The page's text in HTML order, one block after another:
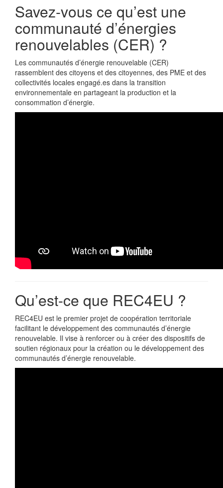
Savez-vous ce qu’est une
communauté d’énergies
renouvelables (CER) ?
Les communautés d’énergie renouvelable (CER)
rassemblent des citoyens et des citoyennes, des PME et des
collectivités locales engagé.es dans la transition
environnementale en partageant la production et la
consommation d’énergie.
Qu’est-ce que REC4EU ?
REC4EU est le premier projet de coopération territoriale
facilitant le développement des communautés d’énergie
renouvelable. Il vise à renforcer ou à créer des dispositifs de
soutien régionaux pour la création ou le développement des
communautés d’énergie renouvelable.